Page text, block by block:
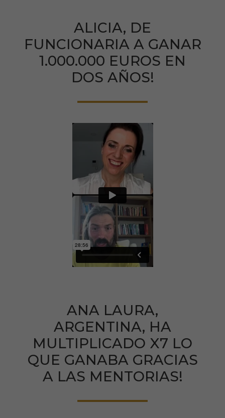
ALICIA, DE
FUNCIONARIA A GANAR
1.000.000 EUROS EN
DOS AÑOS!
ANA LAURA,
ARGENTINA, HA
MULTIPLICADO X7 LO
QUE GANABA GRACIAS
A LAS MENTORIAS!